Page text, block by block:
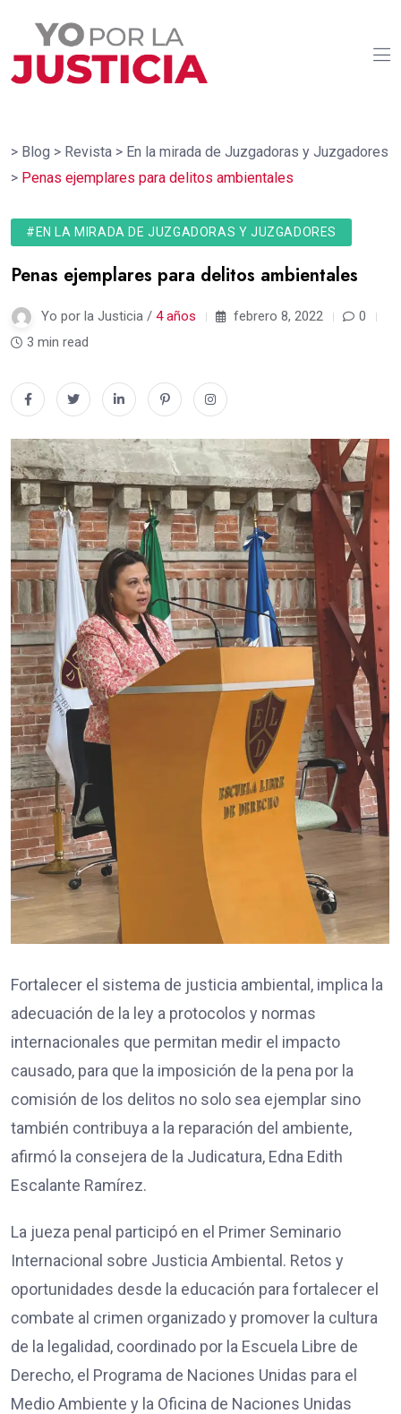
> Blog > Revista > En la mirada de Juzgadoras y Juzgadores
> Penas ejemplares para delitos ambientales
#EN LA MIRADA DE JUZGADORAS Y JUZGADORES
Penas ejemplares para delitos ambientales
Yo por la Justicia / 4 años febrero 8, 2022
0
3 min read
Fortalecer el sistema de justicia ambiental, implica la
adecuación de la ley a protocolos y normas
internacionales que permitan medir el impacto
causado, para que la imposición de la pena por la
comisión de los delitos no solo sea ejemplar sino
también contribuya a la reparación del ambiente,
afirmó la consejera de la Judicatura, Edna Edith
Escalante Ramírez.
La jueza penal participó en el Primer Seminario
Internacional sobre Justicia Ambiental. Retos y
oportunidades desde la educación para fortalecer el
combate al crimen organizado y promover la cultura
de la legalidad, coordinado por la Escuela Libre de
Derecho, el Programa de Naciones Unidas para el
Medio Ambiente y la Oficina de Naciones Unidas